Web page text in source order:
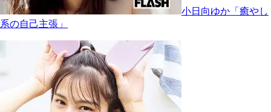
小日向ゆか「癒やし
系の自己主張」